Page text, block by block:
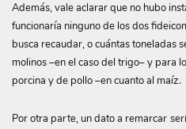
Además, vale aclarar que no hubo
funcionaría ninguno de los dos
busca recaudar, o cuántas toneladas
molinos –en el caso del trigo– y para
porcina y de pollo –en cuanto al maíz.
Por otra parte, un dato a remarcar